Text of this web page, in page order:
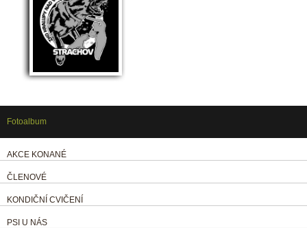
Fotoalbum
AKCE KONANÉ
ČLENOVÉ
KONDIČNÍ CVIČENÍ
PSI U NÁS